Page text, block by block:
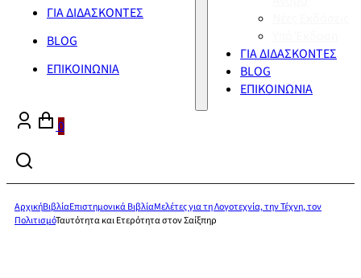
ΓΙΑ ΔΙΔΑΣΚΟΝΤΕΣ
BLOG
ΕΠΙΚΟΙΝΩΝΙΑ
ΓΙΑ ΔΙΔΑΣΚΟΝΤΕΣ
BLOG
ΕΠΙΚΟΙΝΩΝΙΑ
0
ΑρχικήΒιβλίαΕπιστημονικά ΒιβλίαΜελέτες για τη Λογοτεχνία, την Τέχνη, τον
ΠολιτισμόΤαυτότητα και Ετερότητα στον Σαίξπηρ